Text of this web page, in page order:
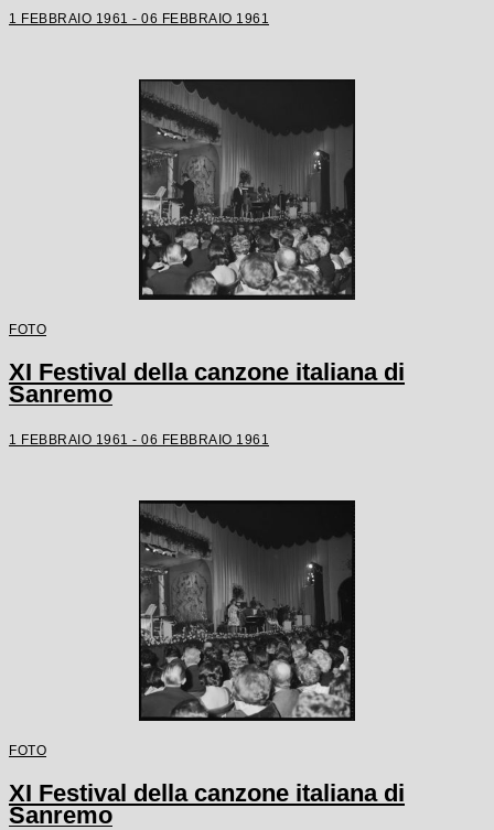
1 FEBBRAIO 1961 - 06 FEBBRAIO 1961
FOTO
XI Festival della canzone italiana di
Sanremo
1 FEBBRAIO 1961 - 06 FEBBRAIO 1961
FOTO
XI Festival della canzone italiana di
Sanremo